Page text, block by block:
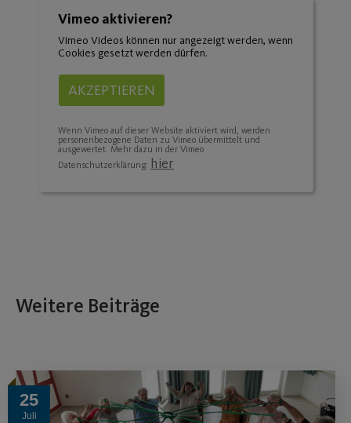
Vimeo aktivieren?
Vimeo Videos können nur angezeigt werden, wenn
Cookies gesetzt werden dürfen.
AKZEPTIEREN
Wenn Vimeo auf dieser Website aktiviert wird, werden
personenbezogene Daten zu Vimeo übermittelt und
ausgewertet. Mehr dazu in der Vimeo
Datenschutzerklärung: hier
Weitere Beiträge
25
Juli